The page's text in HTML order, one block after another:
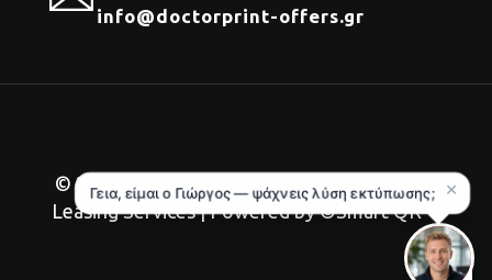
info@doctorprint-offers.gr
© 2025 DoctorPrint
™ – Printing Equipment
Leasing Services | Powered by ©Smart QR™.